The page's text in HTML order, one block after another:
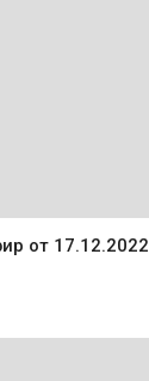
от 17.12.2022